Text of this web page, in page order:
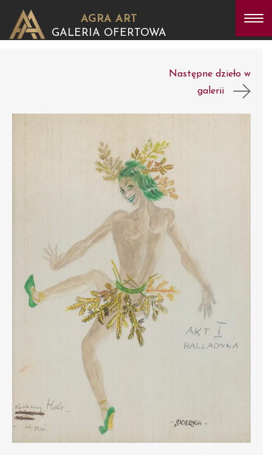
AGRA ART
GALERIA OFERTOWA
Następne dzieło w
galerii